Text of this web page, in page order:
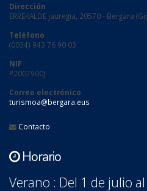
Dirección
ERREKALDE jauregia, 20570 - Bergara
Teléfono
(0034) 943 76 90 03
NIF
P2007900J
Correo electrónico
turismoa@bergara.eus
Contacto
Horario
Verano : Del 1 de julio